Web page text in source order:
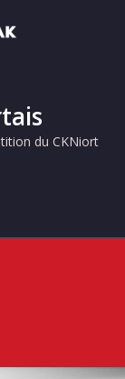
du CKNiort